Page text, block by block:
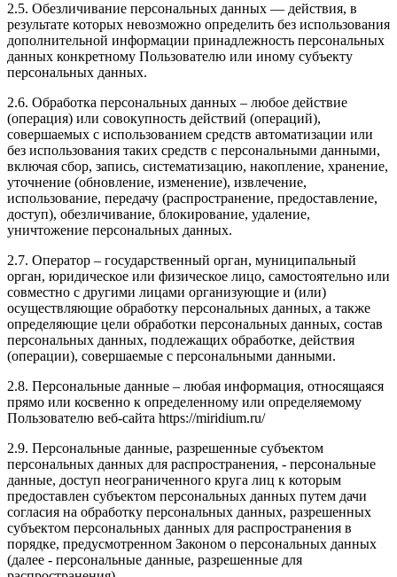
2.5. Обезличивание персональных данных — действия, в
результате которых невозможно определить без использования
дополнительной информации принадлежность персональных
данных конкретному Пользователю или иному субъекту
персональных данных.
2.6. Обработка персональных данных – любое действие
(операция) или совокупность действий (операций),
совершаемых с использованием средств автоматизации или
без использования таких средств с персональными данными,
включая сбор, запись, систематизацию, накопление, хранение,
уточнение (обновление, изменение), извлечение,
использование, передачу (распространение, предоставление,
доступ), обезличивание, блокирование, удаление,
уничтожение персональных данных.
2.7. Оператор – государственный орган, муниципальный
орган, юридическое или физическое лицо, самостоятельно или
совместно с другими лицами организующие и (или)
осуществляющие обработку персональных данных, а также
определяющие цели обработки персональных данных, состав
персональных данных, подлежащих обработке, действия
(операции), совершаемые с персональными данными.
2.8. Персональные данные – любая информация, относящаяся
прямо или косвенно к определенному или определяемому
Пользователю веб-сайта https://miridium.ru/
2.9. Персональные данные, разрешенные субъектом
персональных данных для распространения, - персональные
данные, доступ неограниченного круга лиц к которым
предоставлен субъектом персональных данных путем дачи
согласия на обработку персональных данных, разрешенных
субъектом персональных данных для распространения в
порядке, предусмотренном Законом о персональных данных
(далее - персональные данные, разрешенные для